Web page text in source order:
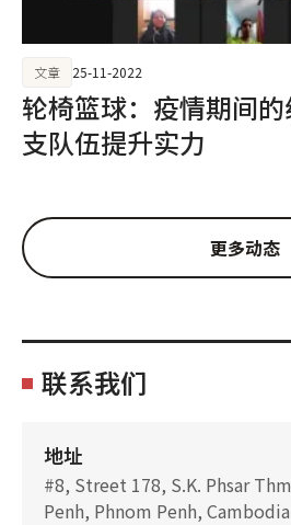
轮椅篮球：疫情期间
支队伍提升实力
文章 25-11-2022
更多动态
联系我们
地址
#8, Street 178, S.K. Phsar
Penh, Phnom Penh, Cambodia